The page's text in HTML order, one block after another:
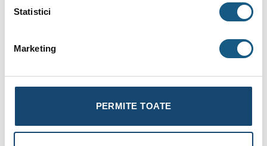
Statistici
Marketing
PERMITE TOATE
siguranta
alamă CW617N, resort arc din oţel
Mediu lucru apa sau apa cu glycol maxim 50%
PED 97/23/CE, număr identificare
CE1115
Watts Industries, fabricat în Italia